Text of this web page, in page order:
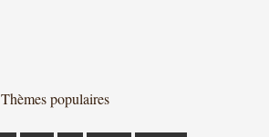
Thèmes populaires